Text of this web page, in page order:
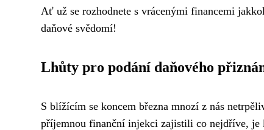
Ať už se rozhodnete s vrácenými financemi
daňové svědomí!
Lhůty pro podání daňového
S blížícím se koncem března mnozí z nás
příjemnou finanční injekci zajistili co nejdříve, je